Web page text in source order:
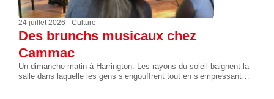
24 juillet 2026 Culture
Des brunchs musicaux chez
Cammac
Un dimanche matin à Harrington. Les rayons du soleil baignent la
salle dans laquelle les gens s’engouffrent tout en s’empressant…